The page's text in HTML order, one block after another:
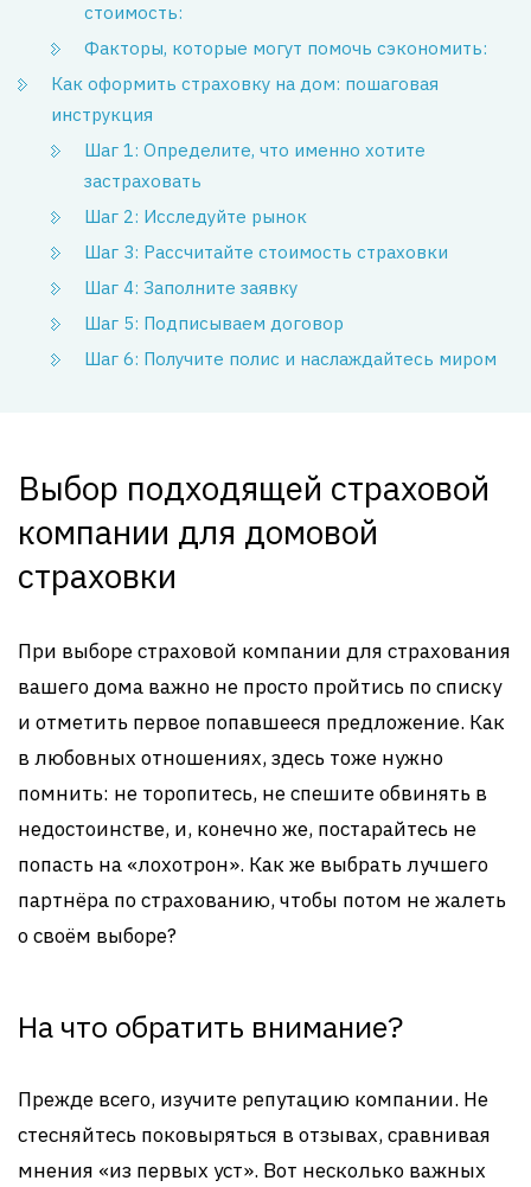
стоимость:
Факторы, которые могут помочь сэкономить:
Как оформить страховку на дом: пошаговая
инструкция
Шаг 1: Определите, что именно хотите
застраховать
Шаг 2: Исследуйте рынок
Шаг 3: Рассчитайте стоимость страховки
Шаг 4: Заполните заявку
Шаг 5: Подписываем договор
Шаг 6: Получите полис и наслаждайтесь миром
Выбор подходящей страховой
компании для домовой
страховки
При выборе страховой компании для страхования
вашего дома важно не просто пройтись по списку
и отметить первое попавшееся предложение. Как
в любовных отношениях, здесь тоже нужно
помнить: не торопитесь, не спешите обвинять в
недостоинстве, и, конечно же, постарайтесь не
попасть на «лохотрон». Как же выбрать лучшего
партнёра по страхованию, чтобы потом не жалеть
о своём выборе?
На что обратить внимание?
Прежде всего, изучите репутацию компании. Не
стесняйтесь поковыряться в отзывах, сравнивая
мнения «из первых уст». Вот несколько важных